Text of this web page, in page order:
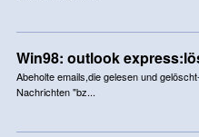
Win98: outlook
Abeholte emails,die gelesen und
Nachrichten "bz...